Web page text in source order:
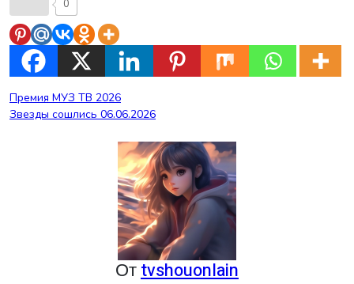
0
Навигация
по
Премия МУЗ ТВ 2026
Звезды сошлись 06.06.2026
Отtvshouonlain